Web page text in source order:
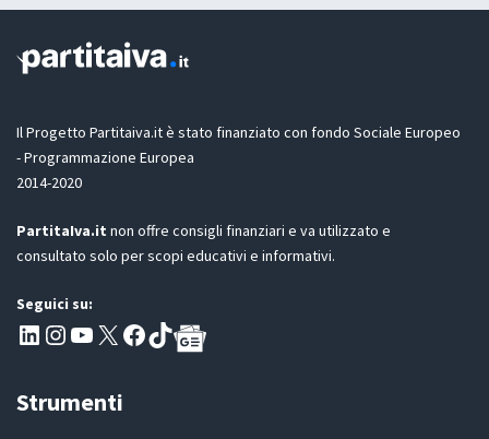
P
L
a
u
t
a
ln
D
R
*
Il Progetto Partitaiva.it è stato finanziato con fondo Sociale Europeo
- Programmazione Europea
2014-2020
PartitaIva.it non offre consigli finanziari e va utilizzato e
consultato solo per scopi educativi e informativi.
Seguici su:
Pagina LinkedIn PartitaIva
Instagram
Canale YouTube Evoluzione - Partitaiva.it
X Segui PartitaIva su Facebook
TikTok
Strumenti